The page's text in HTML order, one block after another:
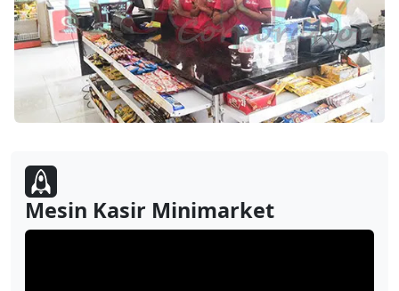
Mesin Kasir Minimarket